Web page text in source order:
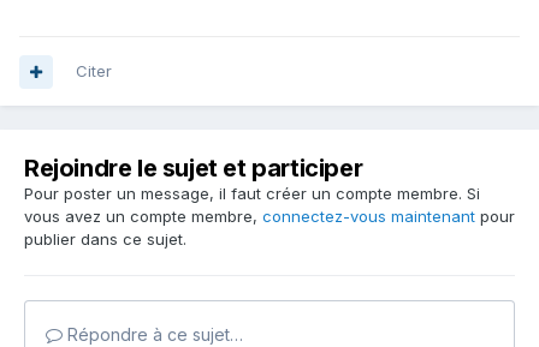
Citer
Rejoindre le sujet et participer
Pour poster un message, il faut créer un compte membre. Si
vous avez un compte membre, connectez-vous maintenant pour
publier dans ce sujet.
Répondre à ce sujet…